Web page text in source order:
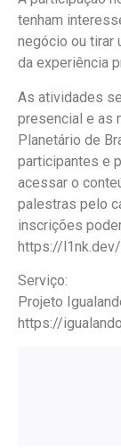
tenham
negócio ou tirar
da experiência
As atividades
presencial e as
Planetário de
participantes e
acessar o
palestras pelo
inscrições
https://l1nk.dev/
Serviço:
Projeto
https://